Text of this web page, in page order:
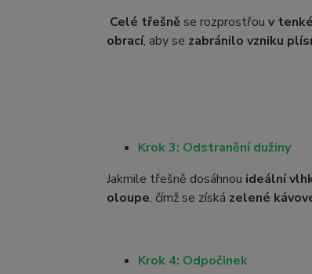
Celé třešně se rozprostřou v
obrací, aby se zabránilo vzniku
Krok 3: Odstranění dužiny
Jakmile třešně dosáhnou ideální
oloupe, čímž se získá zelené
Krok 4: Odpočinek